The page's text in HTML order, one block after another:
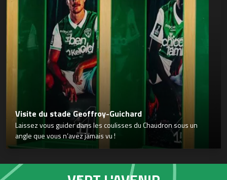
Visite du stade Geoffroy-Guichard
Laissez vous guider dans les coulisses du Chaudron sous un
angle que vous n’avez jamais vu !